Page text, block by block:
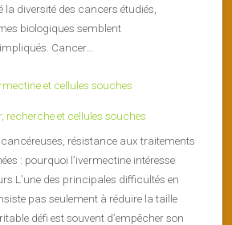
diversité des cancers étudiés,
biologiques semblent
Cancer...
recherche et cellules souches
résistance aux traitements
: pourquoi l’ivermectine intéresse
L’une des principales difficultés en
pas seulement à réduire la taille
défi est souvent d’empêcher son